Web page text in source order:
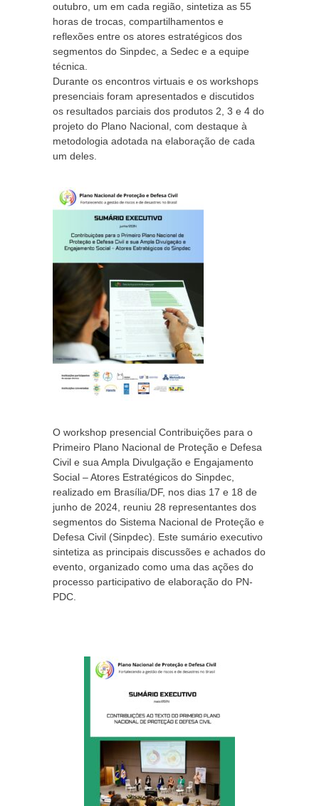
outubro, um em cada região, sintetiza as 55
horas de trocas, compartilhamentos e
reflexões entre os atores estratégicos dos
segmentos do Sinpdec, a Sedec e a equipe
técnica.
Durante os encontros virtuais e os workshops
presenciais foram apresentados e discutidos
os resultados parciais dos produtos 2, 3 e 4 do
projeto do Plano Nacional, com destaque à
metodologia adotada na elaboração de cada
um deles.
O workshop presencial Contribuições para o
Primeiro Plano Nacional de Proteção e Defesa
Civil e sua Ampla Divulgação e Engajamento
Social – Atores Estratégicos do Sinpdec,
realizado em Brasília/DF, nos dias 17 e 18 de
junho de 2024, reuniu 28 representantes dos
segmentos do Sistema Nacional de Proteção e
Defesa Civil (Sinpdec). Este sumário executivo
sintetiza as principais discussões e achados do
evento, organizado como uma das ações do
processo participativo de elaboração do PN-
PDC.